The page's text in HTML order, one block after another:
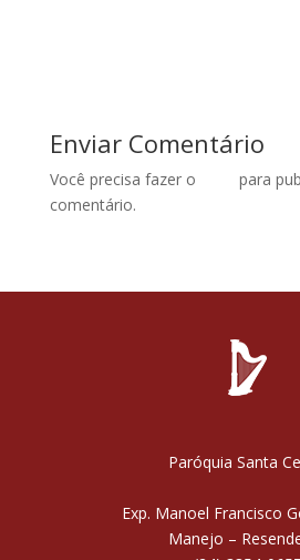
Enviar Comentário
Você precisa fazer o
para
comentário.
Paróquia Santa
Exp. Manoel Francisco
Manejo –